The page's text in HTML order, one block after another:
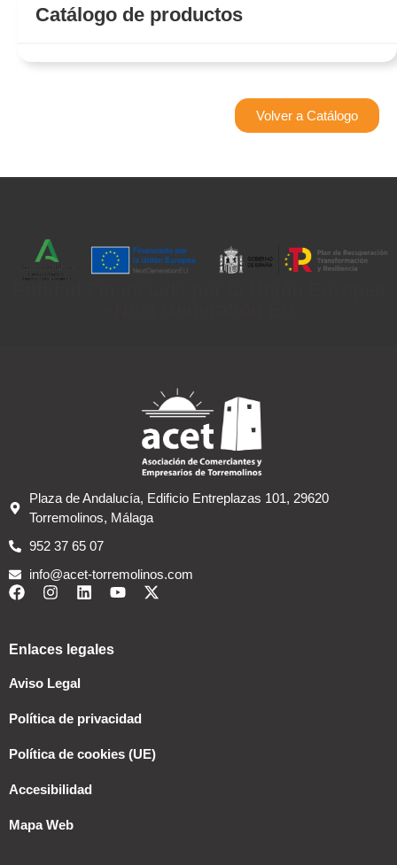
Catálogo de productos
Volver a Catálogo
Plaza de Andalucía, Edificio Entreplazas 101, 29620
Torremolinos, Málaga
952 37 65 07
info@acet-torremolinos.com
Enlaces legales
Aviso Legal
Política de privacidad
Política de cookies (UE)
Accesibilidad
Mapa Web